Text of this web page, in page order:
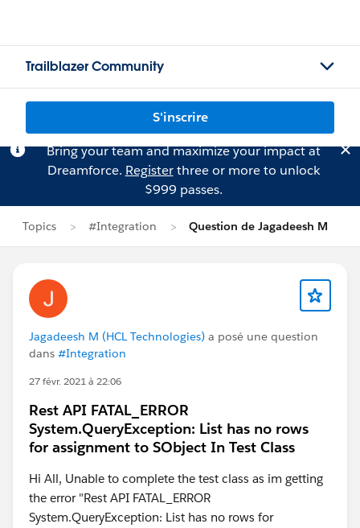
Trailblazer Community
S'inscrire
Bring your team and maximize your impact at
Dreamforce. Registerthree or more to unlock
$999 passes.
Topics #Integration Question de Jagadeesh M
Jagadeesh M (HCL Technologies) a posé une question
dans #Integration
27 févr. 2021 à 22:06
Rest API FATAL_ERROR
System.QueryException: List has no rows
for assignment to SObject In Test Class
Hi All, Unable to complete the test class as im getting
the error "Rest API FATAL_ERROR
System.QueryException: List has no rows for